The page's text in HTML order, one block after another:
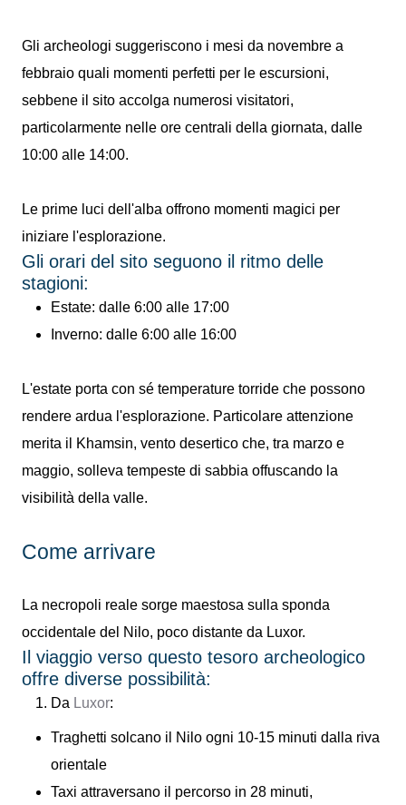
Gli archeologi suggeriscono i mesi da novembre a
febbraio quali momenti perfetti per le escursioni,
sebbene il sito accolga numerosi visitatori,
particolarmente nelle ore centrali della giornata, dalle
10:00 alle 14:00.
Le prime luci dell'alba offrono momenti magici per
iniziare l'esplorazione.
Gli orari del sito seguono il ritmo delle
stagioni:
Estate: dalle 6:00 alle 17:00
Inverno: dalle 6:00 alle 16:00
L'estate porta con sé temperature torride che possono
rendere ardua l'esplorazione. Particolare attenzione
merita il Khamsin, vento desertico che, tra marzo e
maggio, solleva tempeste di sabbia offuscando la
visibilità della valle.
Come arrivare
La necropoli reale sorge maestosa sulla sponda
occidentale del Nilo, poco distante da Luxor.
Il viaggio verso questo tesoro archeologico
offre diverse possibilità:
Da Luxor:
Traghetti solcano il Nilo ogni 10-15 minuti dalla riva
orientale
Taxi attraversano il percorso in 28 minuti,